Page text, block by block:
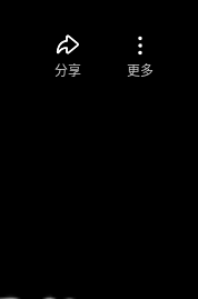
分享 更多